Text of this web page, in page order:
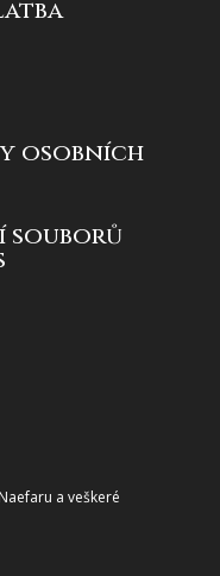
osobních
souborů
a veškeré